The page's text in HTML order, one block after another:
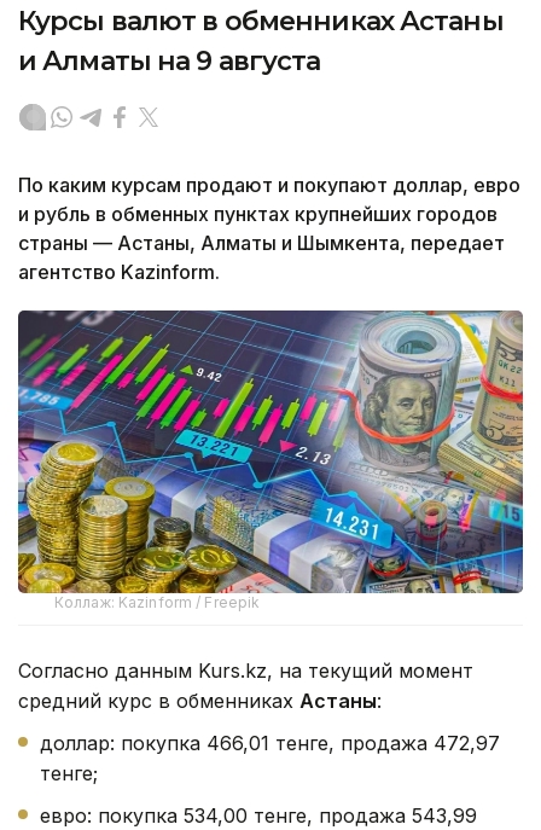
Курсы валют в обменниках Астаны
и Алматы на 9 августа
По каким курсам продают и покупают доллар, евро
и рубль в обменных пунктах крупнейших городов
страны — Астаны, Алматы и Шымкента, передает
агентство Kazinform.
Коллаж: Kazinform / Freepik
Согласно данным Kurs.kz, на текущий момент
средний курс в обменниках Астаны:
доллар: покупка 466,01 тенге, продажа 472,97
тенге;
евро: покупка 534,00 тенге, продажа 543,99